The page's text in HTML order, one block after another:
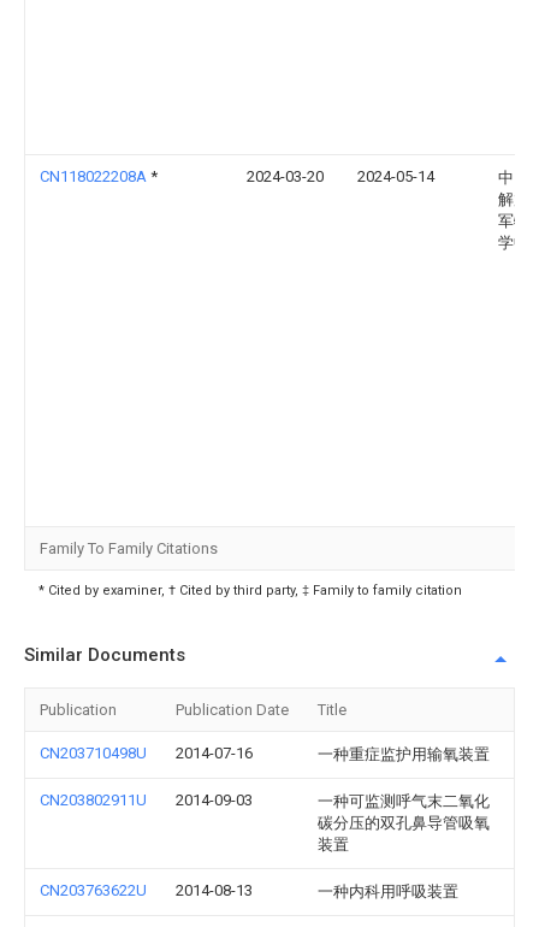
CN118022208A * 2024-03-20 2024-05-14
中国
解放
军特
学中
Family To Family Citations
* Cited by examiner, † Cited by third party, ‡ Family to family citation
Similar Documents
Publication Publication Date Title
CN203710498U 2014-07-16 一种重症监护用输氧装置
CN203802911U 2014-09-03
一种可监测呼气末二氧化
碳分压的双孔鼻导管吸氧
装置
CN203763622U 2014-08-13 一种内科用呼吸装置